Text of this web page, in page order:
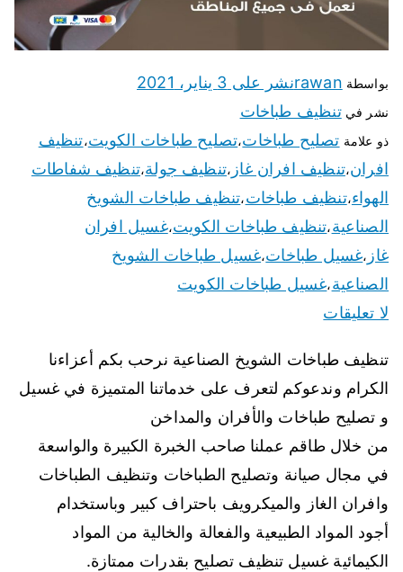
بواسطة rawanنشر على 3 يناير، 2021
نشر فيتنظيف طباخات
ذو علامة تصليح طباخات،تصليح طباخات الكويت،تنظيف
افران،تنظيف افران غاز ،تنظيف جولة،تنظيف شفاطات
الهواء،تنظيف طباخات،تنظيف طباخات الشويخ
الصناعية،تنظيف طباخات الكويت،غسيل افران
غاز ،غسيل طباخات،غسيل طباخات الشويخ
الصناعية،غسيل طباخات الكويت
لا تعليقات
تنظيف طباخات الشويخ الصناعية نرحب بكم أعزاءنا
الكرام وندعوكم لتعرف على خدماتنا المتميزة في غسيل
و تصليح طباخات والأفران والمداخن
من خلال طاقم عملنا صاحب الخبرة الكبيرة والواسعة
في مجال صيانة وتصليح الطباخات وتنظيف الطباخات
وافران الغاز والميكرويف باحتراف كبير وباستخدام
أجود المواد الطبيعية والفعالة والخالية من المواد
الكيمائية غسيل تنظيف تصليح بقدرات ممتازة.